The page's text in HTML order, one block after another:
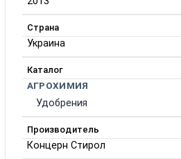
Страна
Украина
Каталог
АГРОХИМИЯ
Удобрения
Производитель
Концерн Стирол